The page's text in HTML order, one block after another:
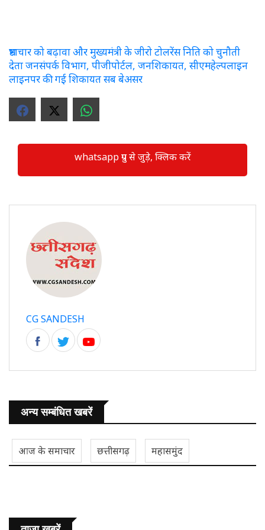
भ्रष्टाचार को बढ़ावा और मुख्यमंत्री के जीरो टोलरेंस निति को चुनौती
देता जनसंपर्क विभाग, पीजीपोर्टल, जनशिकायत, सीएमहेल्पलाइन
लाइनपर की गई शिकायत सब बेअसर
whatsapp ग्रुप से जुड़े, क्लिक करें
CG SANDESH
अन्य सम्बंधित खबरें
आज के समाचार छत्तीसगढ़ महासमुंद